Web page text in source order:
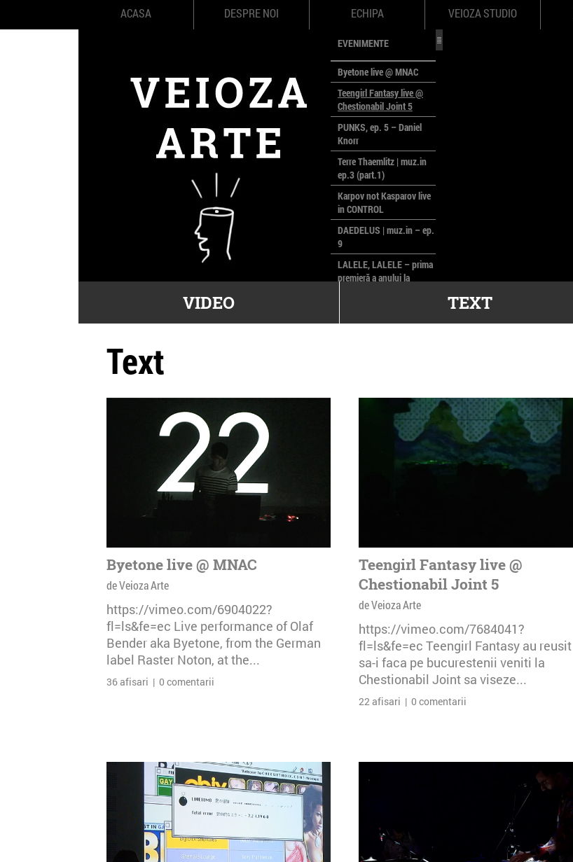
ACASA DESPRE NOI ECHIPA VEIOZA STUDIO
EVENIMENTE
Byetone live @ MNAC
Teengirl Fantasy live @
Chestionabil Joint 5
PUNKS, ep. 5 – Daniel
Knorr
Terre Thaemlitz | muz.in
ep.3 (part.1)
Karpov not Kasparov live
in CONTROL
DAEDELUS | muz.in – ep.
9
LALELE, LALELE – prima
premieră a anului la
poloneze la București
VIDEO TEXT
Text
Byetone live @ MNAC
de Veioza Arte
https://vimeo.com/6904022?
fl=ls&fe=ec Live performance of Olaf
Bender aka Byetone, from the German
label Raster Noton, at the...
36 afisari | 0 comentarii
Teengirl Fantasy live @
Chestionabil Joint 5
de Veioza Arte
https://vimeo.com/7684041?
fl=ls&fe=ec Teengirl Fantasy au reusit
sa-i faca pe bucurestenii veniti la
Chestionabil Joint sa viseze...
22 afisari | 0 comentarii